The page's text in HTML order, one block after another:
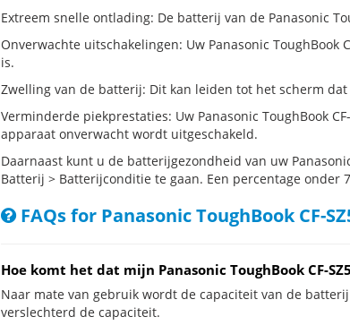
Extreem snelle ontlading: De batterij van de Panasonic
Onverwachte uitschakelingen: Uw Panasonic
is.
Zwelling van de batterij: Dit kan leiden tot het scherm
Verminderde piekprestaties: Uw Panasonic ToughBook
apparaat onverwacht wordt uitgeschakeld.
Daarnaast kunt u de batterijgezondheid van uw
Batterij > Batterijconditie te gaan. Een percentage
FAQs for Panasonic ToughBook CF-
Hoe komt het dat mijn Panasonic ToughBook CF-
Naar mate van gebruik wordt de capaciteit van de
verslechterd de capaciteit.